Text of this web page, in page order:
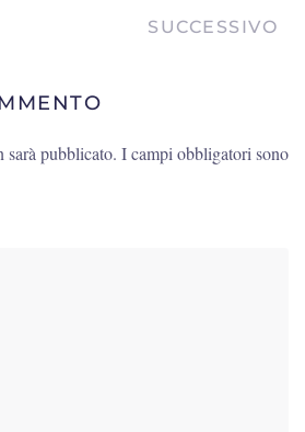
SUCCESSIVO
pubblicato. I campi obbligatori sono